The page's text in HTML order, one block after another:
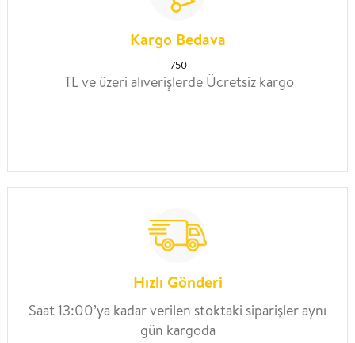
Kargo Bedava
750
TL ve üzeri alıverişlerde Ücretsiz kargo
Hızlı Gönderi
Saat 13:00’ya kadar verilen stoktaki siparişler aynı
gün kargoda